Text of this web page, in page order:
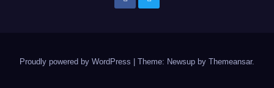
Proudly powered by WordPress Theme: Newsup by Themeansar.